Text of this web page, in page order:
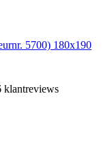
5700) 180x190
klantreviews